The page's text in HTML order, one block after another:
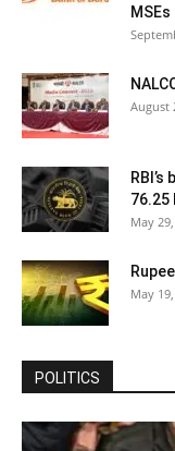
MSEs
August
76.25
May
May
POLITICS